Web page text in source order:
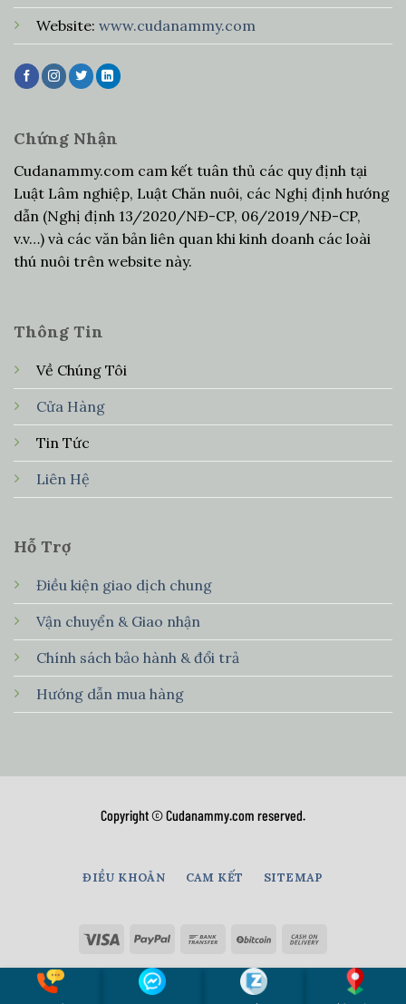
Website: www.cudanammy.com
Thông Tin
Về Chúng Tôi
Cửa Hàng
Tin Tức
Liên Hệ
Hỗ Trợ
Điều kiện giao dịch chung
Vận chuyển & Giao nhận
Chính sách bảo hành & đổi trả
Hướng dẫn mua hàng
Chứng Nhận
Cudanammy.com cam kết tuân thủ các quy định tại
Luật Lâm nghiệp, Luật Chăn nuôi, các Nghị định hướng
dẫn (Nghị định 13/2020/NĐ-CP, 06/2019/NĐ-CP,
v.v…) và các văn bản liên quan khi kinh doanh các loài
thú nuôi trên website này.
Copyright © Cudanammy.com reserved.
ĐIỀU KHOẢN CAM KẾT SITEMAP
Copyright 2026 © CuDaNamMy